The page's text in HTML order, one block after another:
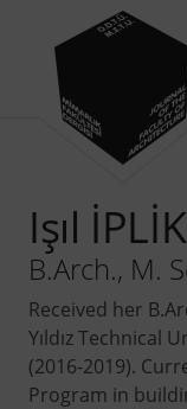
Işıl İPLİK
B.Arch., M.
Received her
Yıldız Technical
(2016-2019).
Program in